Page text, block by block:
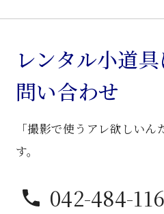
袖
机
個
レンタル小道
問い合わせ
「撮影で使うアレ欲しい
す。
042-484-